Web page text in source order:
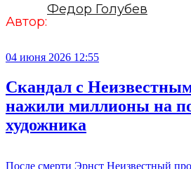
Автор:
Федор Голубев
04 июня 2026 12:55
Скандал с
нажили миллионы на
художника
После смерти Эрнст Неизвестный